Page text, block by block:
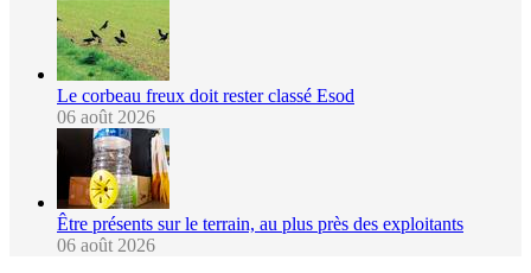
Le corbeau freux doit rester classé Esod
06 août 2026
Être présents sur le terrain, au plus près des exploitants
06 août 2026